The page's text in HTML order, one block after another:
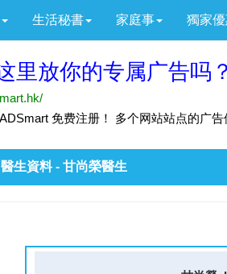
生活秘書 家庭事 獨家
醫生資料 - 甘尚榮醫生